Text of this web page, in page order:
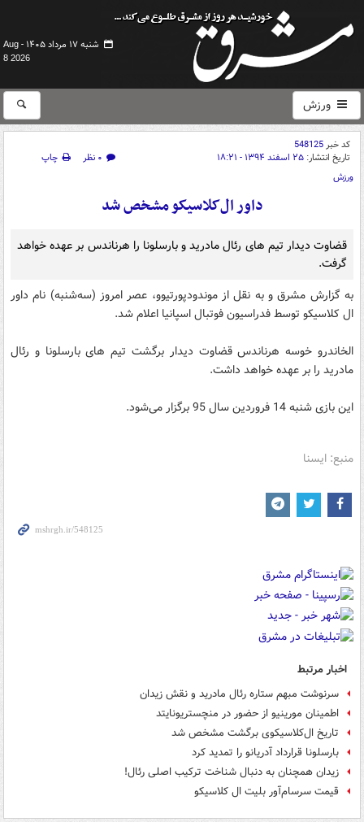
شنبه ۱۷ مرداد ۱۴۰۵ -
Aug
8 2026
ورزش
کد خبر548125
تاریخ انتشار: ۲۵ اسفند ۱۳۹۴ - ۱۸:۲۱ ۰ نظر
چاپ
ورزش
داور ال‌کلاسیکو مشخص شد
قضاوت دیدار تیم های رئال مادرید و بارسلونا را هرناندس بر عهده خواهد
گرفت.
به گزارش مشرق و به نقل از موندودپورتیوو، عصر امروز (سه‌شنبه) نام داور
ال کلاسیکو توسط فدراسیون فوتبال اسپانیا اعلام شد.
الخاندرو خوسه هرناندس قضاوت دیدار برگشت تیم های بارسلونا و رئال
مادرید را بر عهده خواهد داشت.
این بازی شنبه 14 فروردین سال 95 برگزار می‌شود.
منبع: ایسنا
اخبار مرتبط
سرنوشت مبهم ستاره رئال مادرید و نقش زیدان
اطمینان مورینیو از حضور در منچستریونایتد
تاریخ ال‌کلاسیکوی برگشت مشخص شد
بارسلونا قرارداد آدریانو را تمدید کرد
زیدان همچنان به دنبال شناخت ترکیب اصلی رئال!
قیمت سرسام‌آور بلیت ال کلاسیکو